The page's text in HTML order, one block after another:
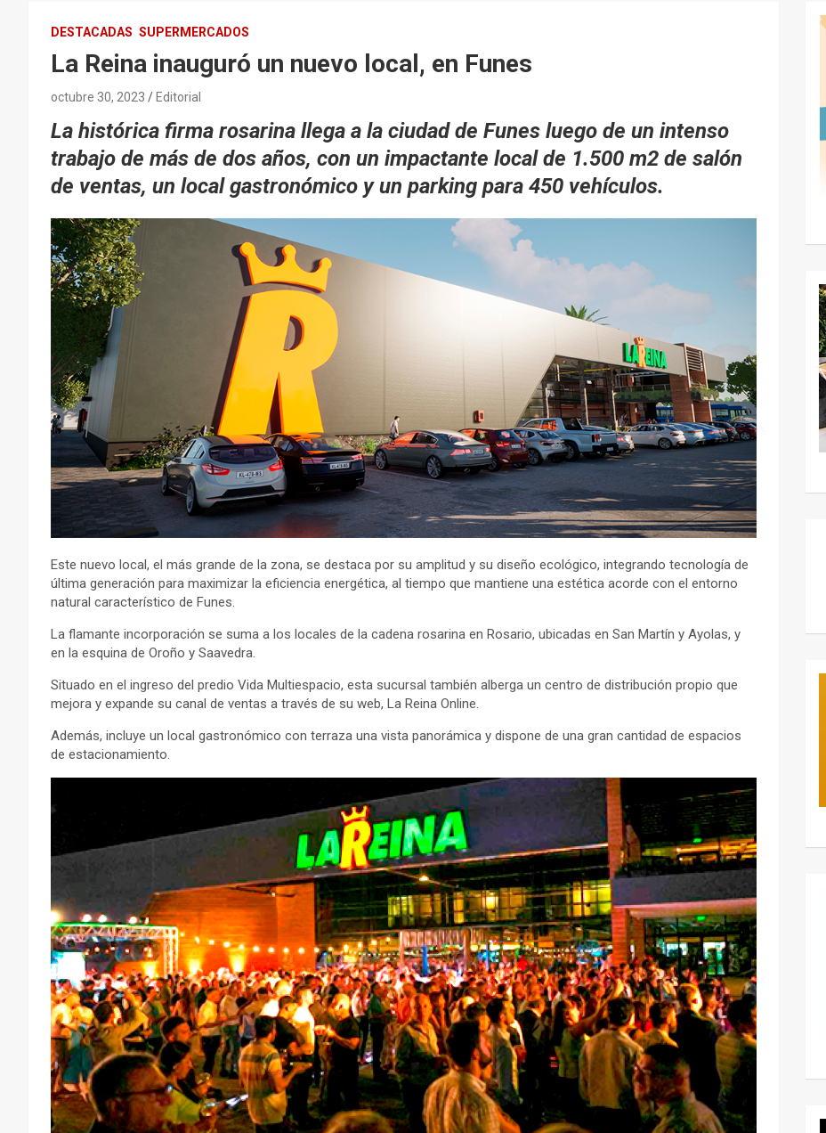
DESTACADAS SUPERMERCADOS
La Reina inauguró un nuevo local, en Funes
octubre 30, 2023 Editorial
La histórica firma rosarina llega a la ciudad de Funes luego de un intenso
trabajo de más de dos años, con un impactante local de 1.500 m2 de salón
de ventas, un local gastronómico y un parking para 450 vehículos.
Este nuevo local, el más grande de la zona, se destaca por su amplitud y su diseño ecológico, integrando tecnología de
última generación para maximizar la eficiencia energética, al tiempo que mantiene una estética acorde con el entorno
natural característico de Funes.
La flamante incorporación se suma a los locales de la cadena rosarina en Rosario, ubicadas en San Martín y Ayolas, y
en la esquina de Oroño y Saavedra.
Situado en el ingreso del predio Vida Multiespacio, esta sucursal también alberga un centro de distribución propio que
mejora y expande su canal de ventas a través de su web, La Reina Online.
Además, incluye un local gastronómico con terraza una vista panorámica y dispone de una gran cantidad de espacios
de estacionamiento.